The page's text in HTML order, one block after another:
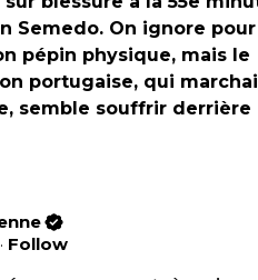
Semedo. On ignore pour
pépin physique, mais le
portugaise, qui
semble souffrir derrière
· Follow